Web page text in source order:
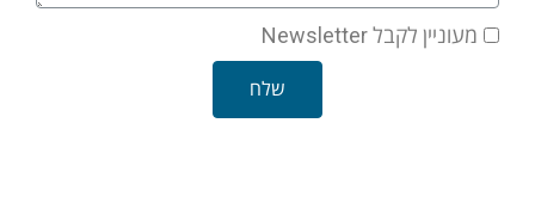
מעוניין לקבל Newsletter
שלח